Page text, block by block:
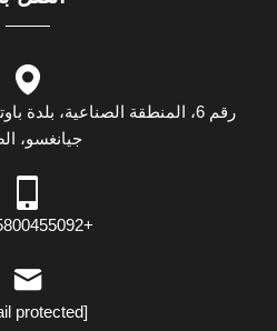
رقم 6، المنطقة الصناعية، بلدة
جيانغسو،
+86-15800455092
[email protected]